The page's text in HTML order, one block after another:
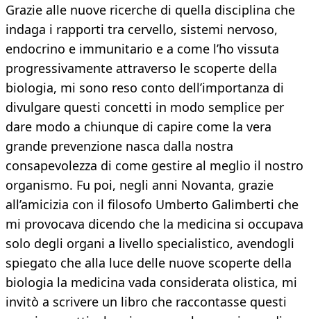
Grazie alle nuove ricerche di quella disciplina che
indaga i rapporti tra cervello, sistemi nervoso,
endocrino e immunitario e a come l’ho vissuta
progressivamente attraverso le scoperte della
biologia, mi sono reso conto dell’importanza di
divulgare questi concetti in modo semplice per
dare modo a chiunque di capire come la vera
grande prevenzione nasca dalla nostra
consapevolezza di come gestire al meglio il nostro
organismo. Fu poi, negli anni Novanta, grazie
all’amicizia con il filosofo Umberto Galimberti che
mi provocava dicendo che la medicina si occupava
solo degli organi a livello specialistico, avendogli
spiegato che alla luce delle nuove scoperte della
biologia la medicina vada considerata olistica, mi
invitò a scrivere un libro che raccontasse questi